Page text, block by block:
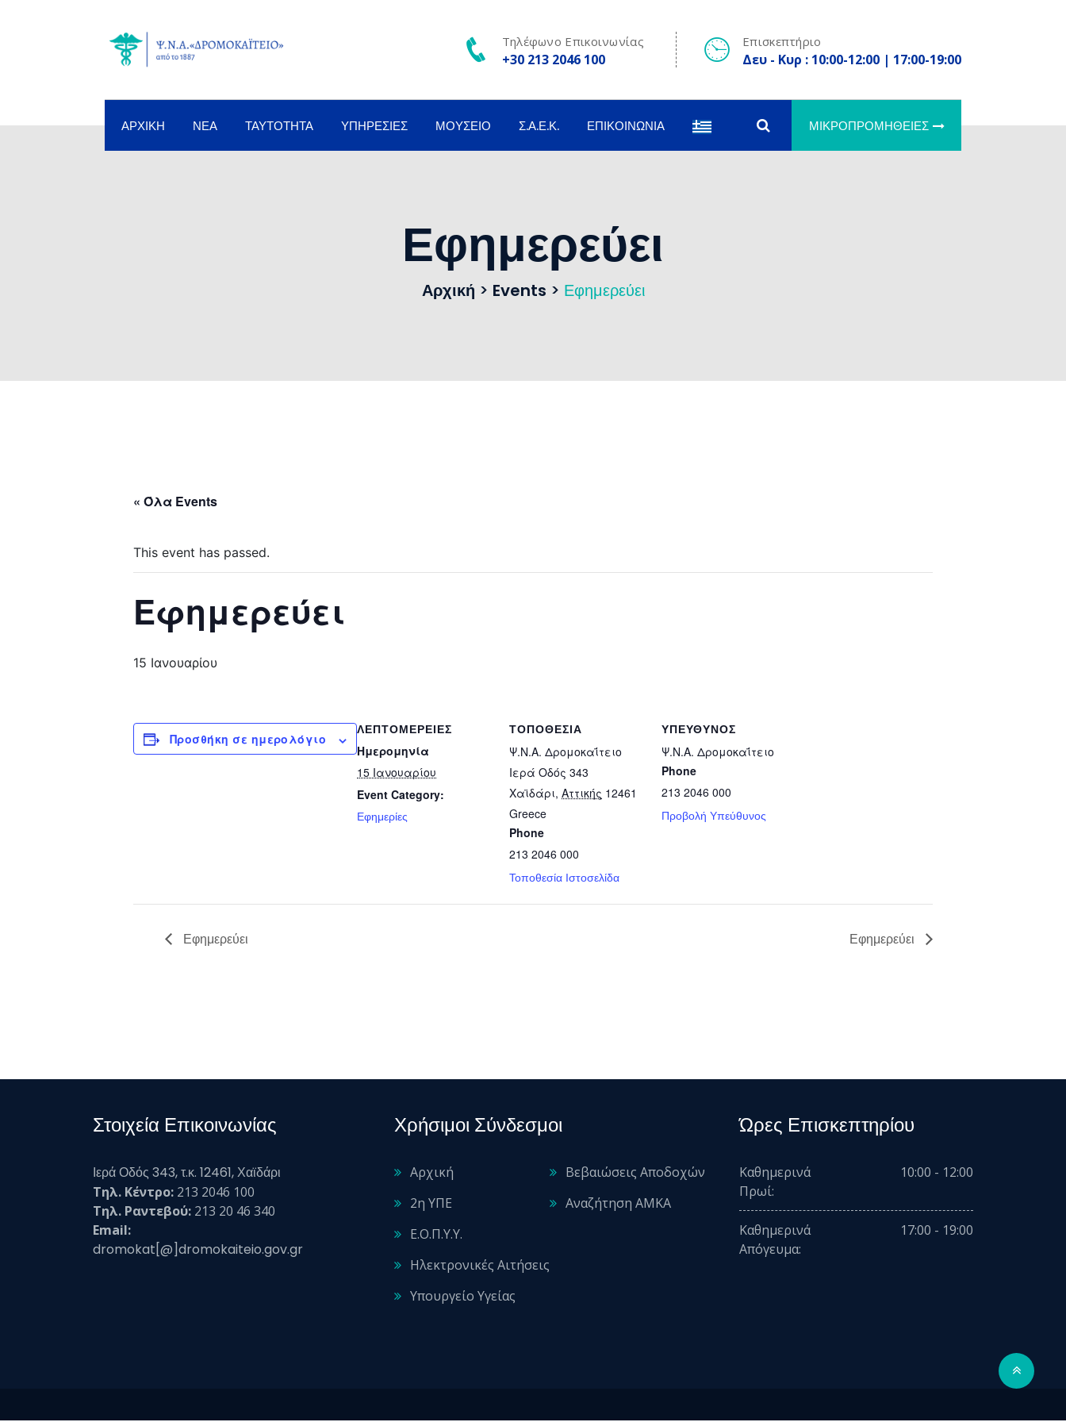
Τηλέφωνο Επικοινωνίας
+30 213 2046 100
Επισκεπτήριο
Δευ - Κυρ : 10:00-12:00 | 17:00-19:00
ΑΡΧΙΚΉ ΝΈΑ ΤΑΥΤΌΤΗΤΑ ΥΠΗΡΕΣΊΕΣ ΜΟΥΣΕΊΟ Σ.Α.Ε.Κ. ΕΠΙΚΟΙΝΩΝΊΑ ΜΙΚΡΟΠΡΟΜΉΘΕΙΕΣ
Εφημερεύει
Αρχική > Events > Εφημερεύει
« Όλα Events
This event has passed.
Εφημερεύει
15 Ιανουαρίου
Προσθήκη σε ημερολόγιο
ΛΕΠΤΟΜΈΡΕΙΕΣ
Ημερομηνία
15 Ιανουαρίου
Event Category:
Εφημερίες
ΤΟΠΟΘΕΣΊΑ
Ψ.Ν.Α. Δρομοκαΐτειο
Ιερά Οδός 343
Χαϊδάρι, Αττικής 12461
Greece
Phone
213 2046 000
Τοποθεσία Ιστοσελίδα
ΥΠΕΎΘΥΝΟΣ
Ψ.Ν.Α. Δρομοκαΐτειο
Phone
213 2046 000
Προβολή Υπεύθυνος
Εφημερεύει Εφημερεύει
Στοιχεία Επικοινωνίας
Ιερά Οδός 343, τ.κ. 12461, Χαϊδάρι
Τηλ. Κέντρο: 213 2046 100
Τηλ. Ραντεβού: 213 20 46 340
Email:
dromokat[@]dromokaiteio.gov.gr
Χρήσιμοι Σύνδεσμοι
Αρχική
2η ΥΠΕ
Ε.Ο.Π.Υ.Υ.
Ηλεκτρονικές Αιτήσεις
Υπουργείο Υγείας
Βεβαιώσεις Αποδοχών
Αναζήτηση ΑΜΚΑ
Ώρες Επισκεπτηρίου
Καθημερινά
Πρωί:
10:00 - 12:00
Καθημερινά
Απόγευμα:
17:00 - 19:00